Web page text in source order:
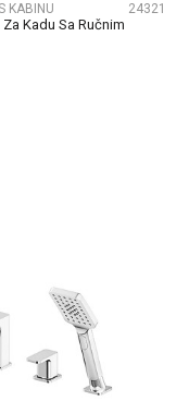
KABINU 24321
Kadu Sa Ručnim